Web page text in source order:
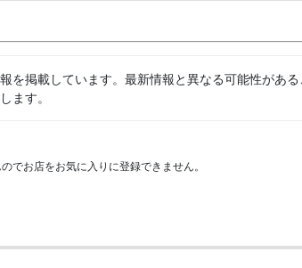
を掲載しています。最新情報と異なる可能性があ
ます。
でお店をお気に入りに登録できません。